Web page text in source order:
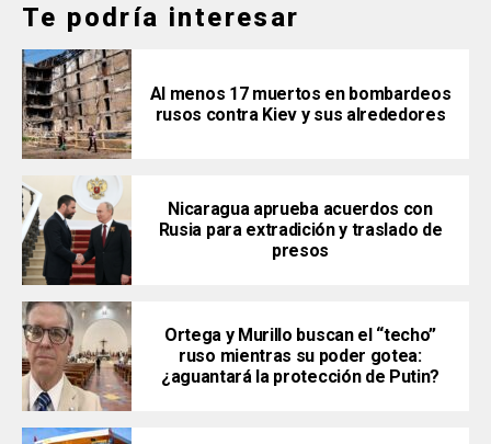
Te podría interesar
Al menos 17 muertos en bombardeos
rusos contra Kiev y sus alrededores
Nicaragua aprueba acuerdos con
Rusia para extradición y traslado de
presos
Ortega y Murillo buscan el “techo”
ruso mientras su poder gotea:
¿aguantará la protección de Putin?